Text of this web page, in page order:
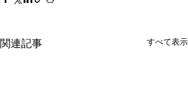
関連記事 すべて表示